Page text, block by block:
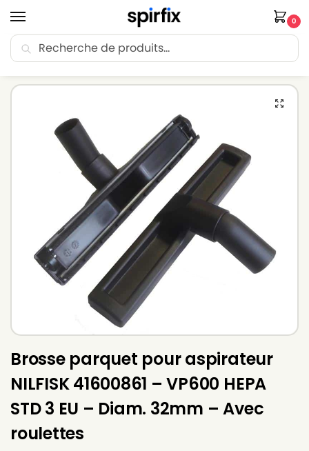
0
🚚 Livraison Point Relais offerte dès 30€ d’achat.
Brosse parquet pour aspirateur
NILFISK 41600861 – VP600 HEPA
STD 3 EU – Diam. 32mm – Avec
roulettes